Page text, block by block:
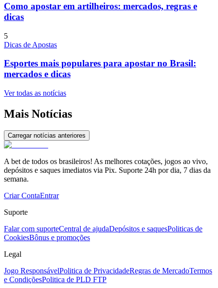
Como apostar em artilheiros: mercados, regras e
dicas
5
Dicas de Apostas
Esportes mais populares para apostar no Brasil:
mercados e dicas
Ver todas as notícias
Mais Notícias
Carregar notícias anteriores
A bet de todos os brasileiros! As melhores cotações, jogos ao vivo,
depósitos e saques imediatos via Pix. Suporte 24h por dia, 7 dias da
semana.
Criar ContaEntrar
Suporte
Falar com suporteCentral de ajudaDepósitos e saquesPoliticas de
CookiesBônus e promoções
Legal
Jogo ResponsávelPolitica de PrivacidadeRegras de MercadoTermos
e CondiçõesPolitica de PLD FTP